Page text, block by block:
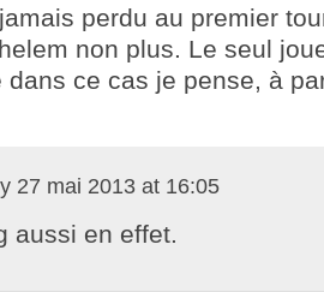
perdu au premier
non plus. Le seul
dans ce cas je pense, à
27 mai 2013 at 16:05
aussi en effet.